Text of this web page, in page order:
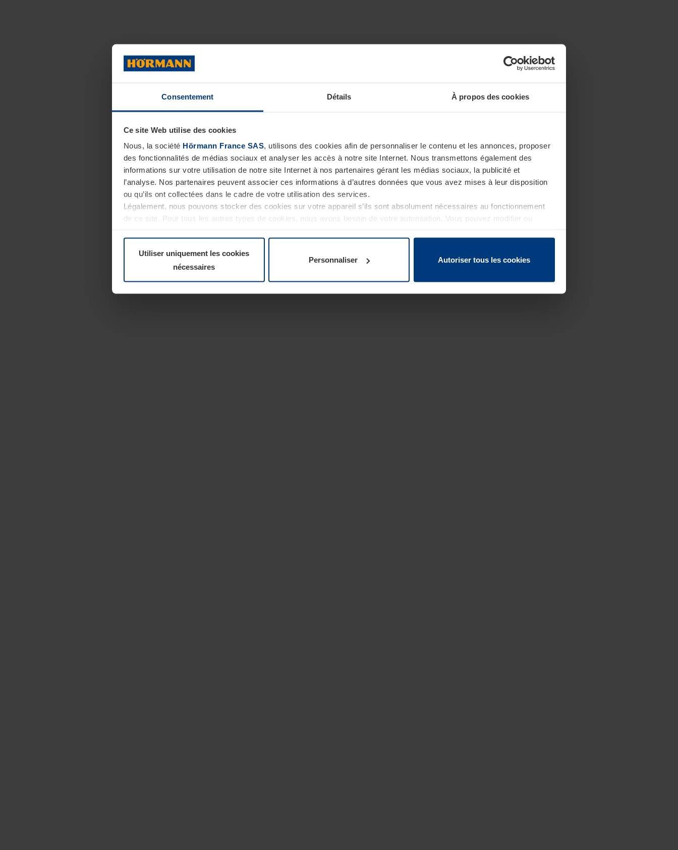
Consentement Détails À propos des cookies
Ce site Web utilise des cookies
Nous, la société Hörmann France SAS, utilisons des cookies afin de personnaliser le contenu et les annonces, proposer
des fonctionnalités de médias sociaux et analyser les accès à notre site Internet. Nous transmettons également des
informations sur votre utilisation de notre site Internet à nos partenaires gérant les médias sociaux, la publicité et
l’analyse. Nos partenaires peuvent associer ces informations à d’autres données que vous avez mises à leur disposition
ou qu’ils ont collectées dans le cadre de votre utilisation des services.
Légalement, nous pouvons stocker des cookies sur votre appareil s’ils sont absolument nécessaires au fonctionnement
de ce site. Pour tous les autres types de cookies, nous avons besoin de votre autorisation. Vous pouvez modifier ou
Utiliser uniquement les cookies
nécessaires
Personnaliser Autoriser tous les cookies